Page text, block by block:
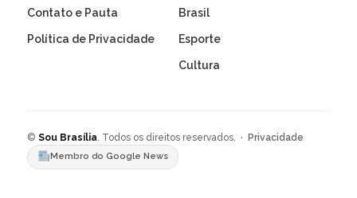
Contato e Pauta
Política de Privacidade
Brasil
Esporte
Cultura
© Sou Brasília . Todos os direitos reservados. · Privacidade
Membro do Google News